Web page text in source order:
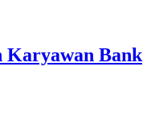
Karyawan Bank